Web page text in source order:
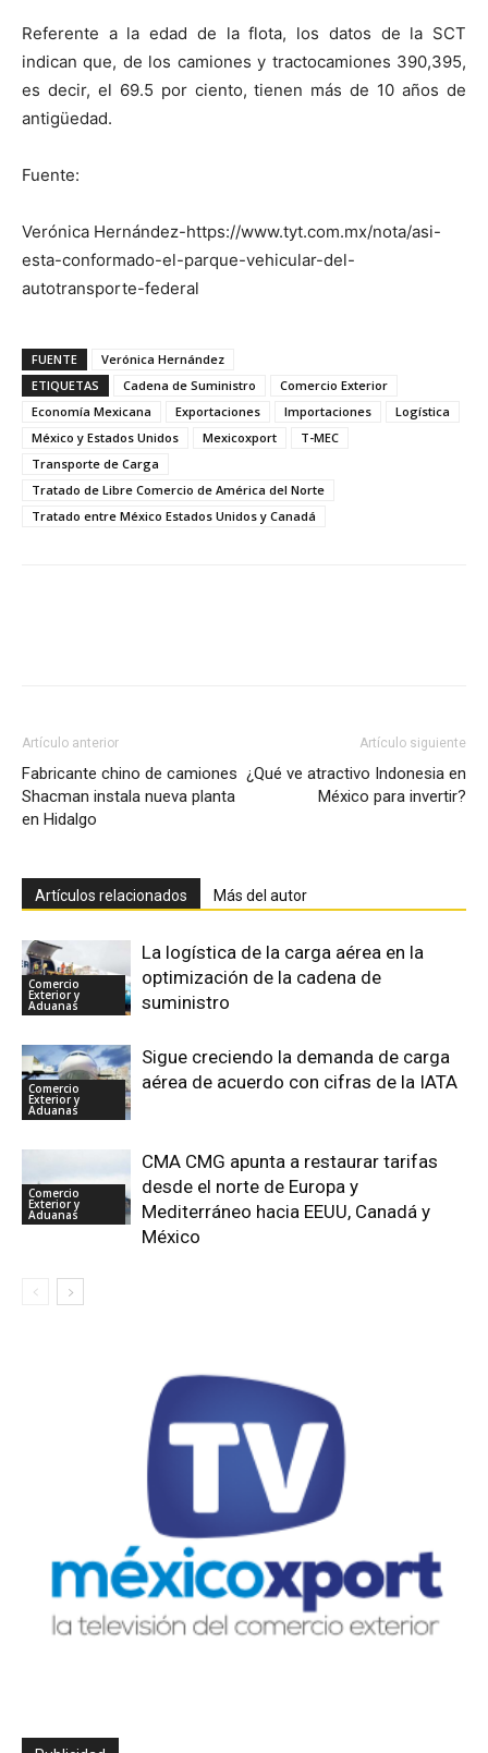
Referente a la edad de la flota, los datos de la SCT
indican que, de los camiones y tractocamiones 390,395,
es decir, el 69.5 por ciento, tienen más de 10 años de
antigüedad.
Fuente:
Verónica Hernández-https://www.tyt.com.mx/nota/asi-
esta-conformado-el-parque-vehicular-del-
autotransporte-federal
FUENTE
Verónica Hernández
ETIQUETAS
Cadena de Suministro
Comercio Exterior
Economía Mexicana
Exportaciones Importaciones
Logística
México y Estados Unidos
Mexicoxport
T-MEC
Transporte de Carga
Tratado de Libre Comercio de América del Norte
Tratado entre México Estados Unidos y Canadá
Artículo anterior
Fabricante chino de camiones
Shacman instala nueva planta
en Hidalgo
Artículo siguiente
¿Qué ve atractivo Indonesia en
México para invertir?
Artículos relacionados Más del autor
Comercio
Exterior y
Aduanas
La logística de la carga aérea en la
optimización de la cadena de
suministro
Comercio
Exterior y
Aduanas
Sigue creciendo la demanda de carga
aérea de acuerdo con cifras de la IATA
Comercio
Exterior y
Aduanas
CMA CMG apunta a restaurar tarifas
desde el norte de Europa y
Mediterráneo hacia EEUU, Canadá y
México